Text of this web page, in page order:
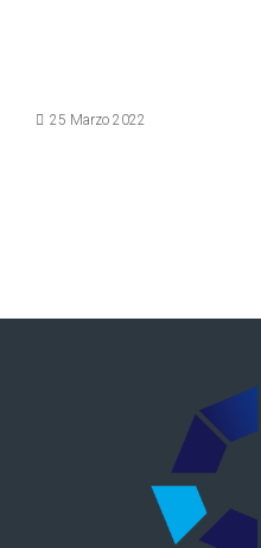
Dettagli
25 Marzo 2022